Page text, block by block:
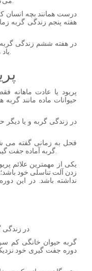
درست همانند بچه انسان
هفته پنجم زندگی گربه
در هفته ششم زندگی گربه
پریود یا عادت
حیوانات ماده مانند گربه
در زندگی گربه و یا دیگر
فحل به زمانی گفته می
یکی از مهمترین علائم
زدن آلت تناسلی خود
نداشته باشد. در این
در زندگی
گربه حیوان خانگی کم
دوره جفت گیری خود